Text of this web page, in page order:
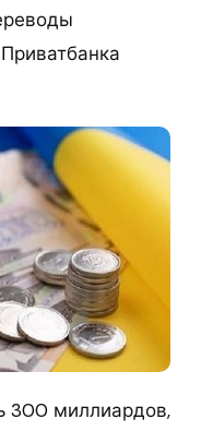
300 миллиардов,